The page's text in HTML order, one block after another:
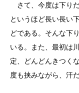
さて、今度は下り
というほど長い長い
どである。そんな下
いる。また、最初は
定、どんどんきつく
度も挟みながら、汗